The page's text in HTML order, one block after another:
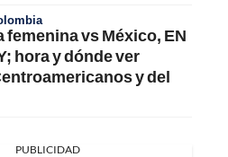
femenina vs México, EN
hora y dónde ver
y del
PUBLICIDAD